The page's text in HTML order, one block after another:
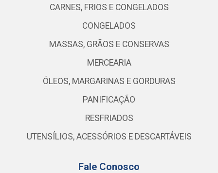
CARNES, FRIOS E CONGELADOS
CONGELADOS
MASSAS, GRÃOS E CONSERVAS
MERCEARIA
ÓLEOS, MARGARINAS E GORDURAS
PANIFICAÇÃO
RESFRIADOS
UTENSÍLIOS, ACESSÓRIOS E DESCARTÁVEIS
Fale Conosco